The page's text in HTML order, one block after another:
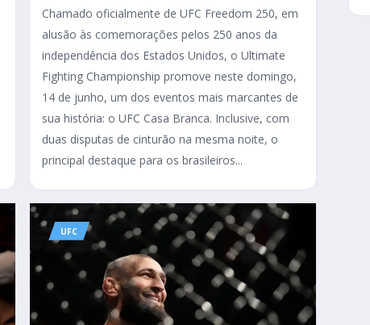
Chamado oficialmente de UFC Freedom 250, em
alusão às comemorações pelos 250 anos da
independência dos Estados Unidos, o Ultimate
Fighting Championship promove neste domingo,
14 de junho, um dos eventos mais marcantes de
sua história: o UFC Casa Branca. Inclusive, com
duas disputas de cinturão na mesma noite, o
principal destaque para os brasileiros...
UFC